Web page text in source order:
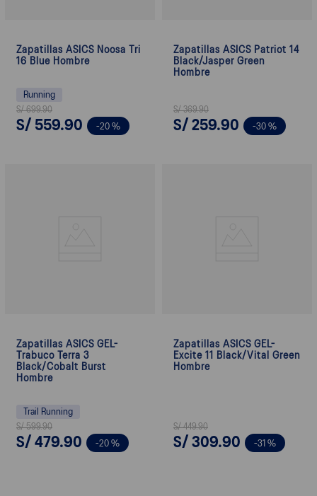
Zapatillas ASICS Noosa Tri
16 Blue Hombre
Running
S/ 699.90
S/ 559.90 -20 %
Zapatillas ASICS Patriot 14
Black/Jasper Green
Hombre
S/ 369.90
S/ 259.90 -30 %
Zapatillas ASICS GEL-
Trabuco Terra 3
Black/Cobalt Burst
Hombre
Trail Running
S/ 599.90
S/ 479.90 -20 %
Zapatillas ASICS GEL-
Excite 11 Black/Vital Green
Hombre
S/ 449.90
S/ 309.90 -31 %